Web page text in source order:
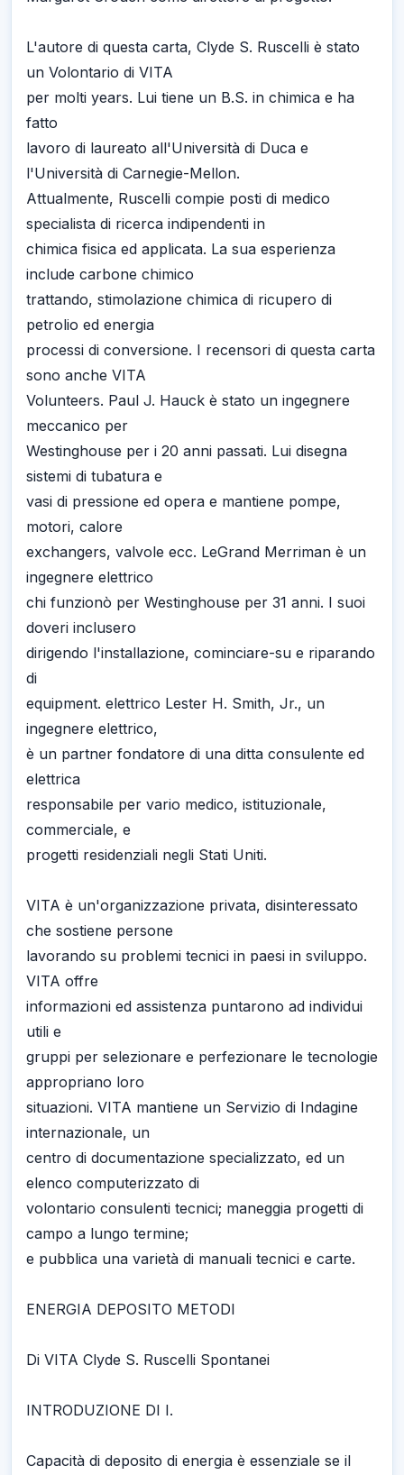
L'autore di questa carta, Clyde S. Ruscelli è stato
un Volontario di VITA
per molti years. Lui tiene un B.S. in chimica e ha
fatto
lavoro di laureato all'Università di Duca e
l'Università di Carnegie-Mellon.
Attualmente, Ruscelli compie posti di medico
specialista di ricerca indipendenti in
chimica fisica ed applicata. La sua esperienza
include carbone chimico
trattando, stimolazione chimica di ricupero di
petrolio ed energia
processi di conversione. I recensori di questa carta
sono anche VITA
Volunteers. Paul J. Hauck è stato un ingegnere
meccanico per
Westinghouse per i 20 anni passati. Lui disegna
sistemi di tubatura e
vasi di pressione ed opera e mantiene pompe,
motori, calore
exchangers, valvole ecc. LeGrand Merriman è un
ingegnere elettrico
chi funzionò per Westinghouse per 31 anni. I suoi
doveri inclusero
dirigendo l'installazione, cominciare-su e riparando
di
equipment. elettrico Lester H. Smith, Jr., un
ingegnere elettrico,
è un partner fondatore di una ditta consulente ed
elettrica
responsabile per vario medico, istituzionale,
commerciale, e
progetti residenziali negli Stati Uniti.
VITA è un'organizzazione privata, disinteressato
che sostiene persone
lavorando su problemi tecnici in paesi in sviluppo.
VITA offre
informazioni ed assistenza puntarono ad individui
utili e
gruppi per selezionare e perfezionare le tecnologie
appropriano loro
situazioni. VITA mantiene un Servizio di Indagine
internazionale, un
centro di documentazione specializzato, ed un
elenco computerizzato di
volontario consulenti tecnici; maneggia progetti di
campo a lungo termine;
e pubblica una varietà di manuali tecnici e carte.
ENERGIA DEPOSITO METODI
Di VITA Clyde S. Ruscelli Spontanei
INTRODUZIONE DI I.
Capacità di deposito di energia è essenziale se il